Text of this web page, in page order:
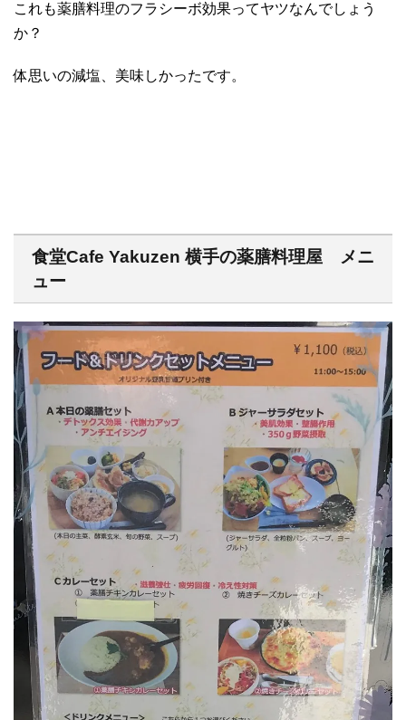
これも薬膳料理のフラシーボ効果ってヤツなんでしょう
か？
体思いの減塩、美味しかったです。
食堂Cafe Yakuzen 横手の薬膳料理屋 メニ
ュー